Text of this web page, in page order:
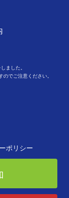
ました。
でご注意ください。
ポリシー